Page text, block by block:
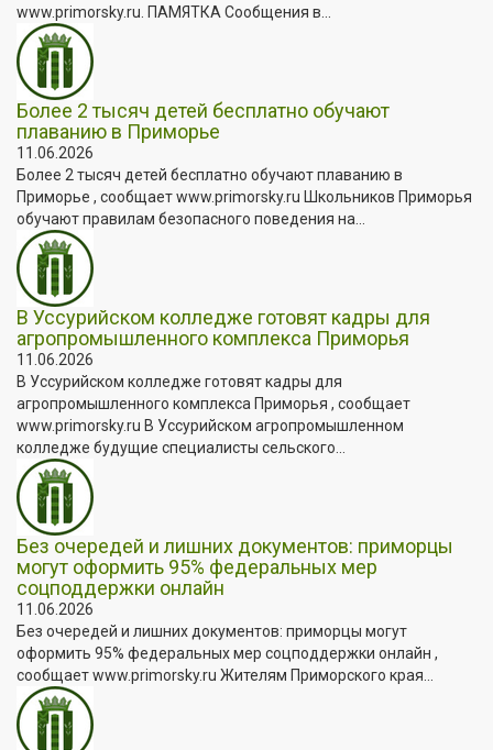
www.primorsky.ru. ПАМЯТКА Сообщения в...
Более 2 тысяч детей бесплатно обучают
плаванию в Приморье
11.06.2026
Более 2 тысяч детей бесплатно обучают плаванию в
Приморье , сообщает www.primorsky.ru Школьников Приморья
обучают правилам безопасного поведения на...
В Уссурийском колледже готовят кадры для
агропромышленного комплекса Приморья
11.06.2026
В Уссурийском колледже готовят кадры для
агропромышленного комплекса Приморья , сообщает
www.primorsky.ru В Уссурийском агропромышленном
колледже будущие специалисты сельского...
Без очередей и лишних документов: приморцы
могут оформить 95% федеральных мер
соцподдержки онлайн
11.06.2026
Без очередей и лишних документов: приморцы могут
оформить 95% федеральных мер соцподдержки онлайн ,
сообщает www.primorsky.ru Жителям Приморского края...